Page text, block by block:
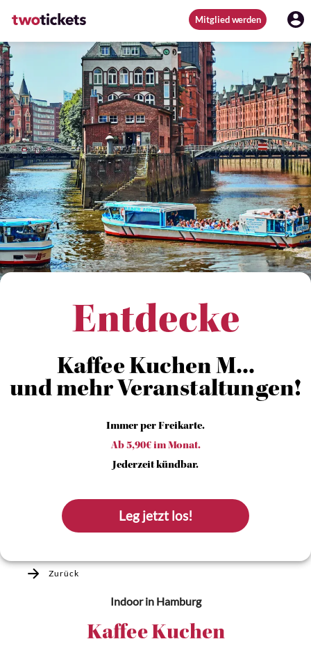
Mitglied werden
Entdecke
Kaffee Kuchen M...
und mehr Veranstaltungen!
Immer per Freikarte.
Ab 5,90€ im Monat.
Jederzeit kündbar.
Leg jetzt los!
Zurück
Indoorin Hamburg
Kaffee Kuchen